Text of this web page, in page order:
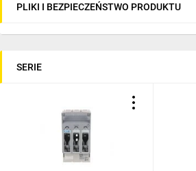
PLIKI I BEZPIECZEŃSTWO PRODUKTU
SERIE